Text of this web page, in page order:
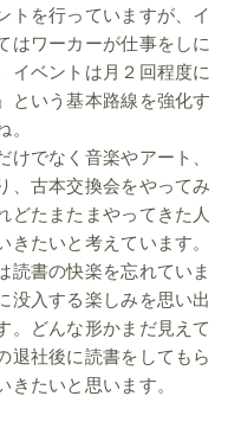
トを行っていますが、イ
はワーカーが仕事をしに
イベントは月２回程度に
という基本路線を強化す
でなく音楽やアート、
、古本交換会をやってみ
どたまたまやってきた人
たいと考えています。
読書の快楽を忘れていま
没入する楽しみを思い出
。どんな形かまだ見えて
退社後に読書をしてもら
たいと思います。